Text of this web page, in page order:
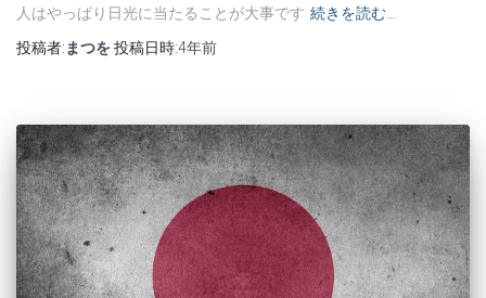
人はやっぱり日光に当たることが大事です 続きを読む…
投稿者:まつを投稿日時:4年前